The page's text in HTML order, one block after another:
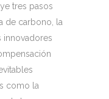
tres pasos
de carbono, la
como la